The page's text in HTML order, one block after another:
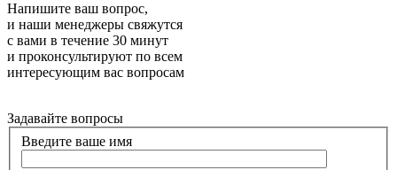
Напишите ваш вопрос,
и наши менеджеры свяжутся
с вами в течение 30 минут
и проконсультируют по всем
интересующим вас вопросам
Задавайте вопросы
Введите ваше имя